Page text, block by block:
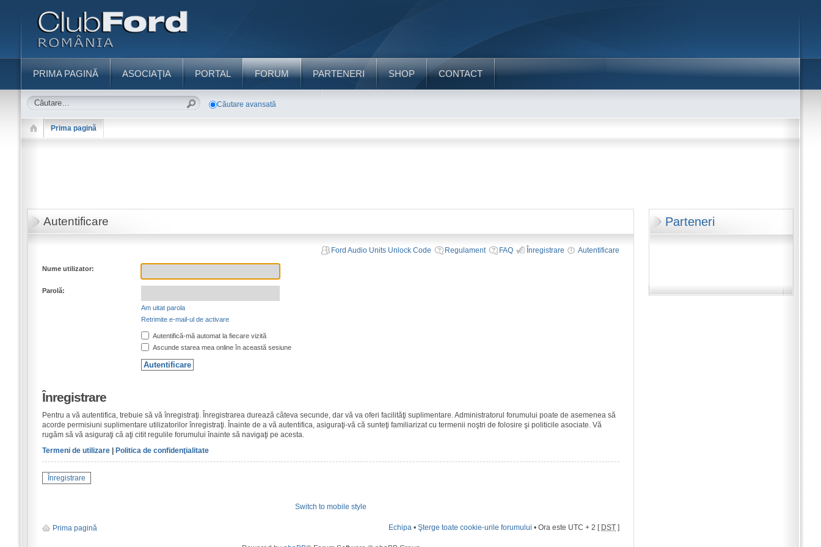
PRIMA PAGINĂ ASOCIAŢIA PORTAL FORUM PARTENERI SHOP CONTACT
Căutare avansată
Prima pagină
Parteneri
Autentificare
Ford Audio Units Unlock Code Regulament FAQ Înregistrare Autentificare
Nume utilizator:
Parolă:
Am uitat parola
Retrimite e-mail-ul de activare
Autentifică-mă automat la fiecare vizită
Ascunde starea mea online în această sesiune
Înregistrare
Pentru a vă autentifica, trebuie să vă înregistraţi. Înregistrarea durează câteva secunde, dar vă va oferi facilităţi suplimentare. Administratorul forumului poate de asemenea să
acorde permisiuni suplimentare utilizatorilor înregistraţi. Înainte de a vă autentifica, asiguraţi-vă că sunteţi familiarizat cu termenii noştri de folosire şi politicile asociate. Vă
rugăm să vă asiguraţi că aţi citit regulile forumului înainte să navigaţi pe acesta.
Termeni de utilizare| Politica de confidenţialitate
Înregistrare
Switch to mobile style
Prima pagină Echipa •Şterge toate cookie-urile forumului • Ora este UTC + 2 [ DST ]